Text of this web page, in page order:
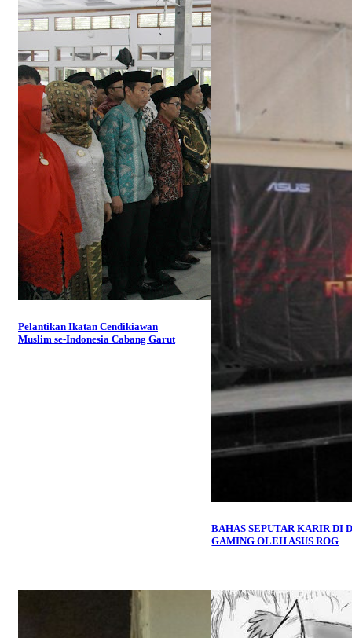
Pelantikan Ikatan Cendikiawan
Muslim se-Indonesia Cabang Garut
BAHAS SEPUTAR KARIR DI
GAMING OLEH ASUS ROG